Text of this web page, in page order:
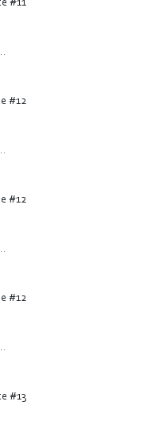
#11
#12
#12
#12
#13